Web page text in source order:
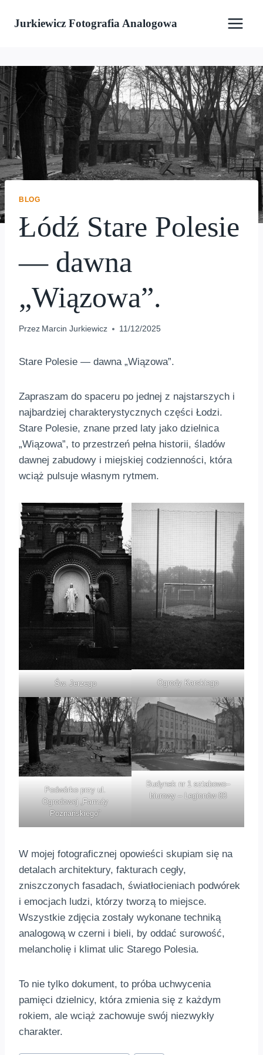
Jurkiewicz Fotografia Analogowa
BLOG
Łódź Stare Polesie
— dawna
„Wiązowa”.
Przez Marcin Jurkiewicz 11/12/2025
Stare Polesie — dawna „Wiązowa”.
Zapraszam do spaceru po jednej z najstarszych i
najbardziej charakterystycznych części Łodzi.
Stare Polesie, znane przed laty jako dzielnica
„Wiązowa”, to przestrzeń pełna historii, śladów
dawnej zabudowy i miejskiej codzienności, która
wciąż pulsuje własnym rytmem.
Św. Jerzego Ogrody Karskiego
Podwórko przy ul.
Ogrodowej „Famuły
Poznańskiego”
Budynek nr 1 sztabowo–
biurowy – Legionów 83
W mojej fotograficznej opowieści skupiam się na
detalach architektury, fakturach cegły,
zniszczonych fasadach, światłocieniach podwórek
i emocjach ludzi, którzy tworzą to miejsce.
Wszystkie zdjęcia zostały wykonane techniką
analogową w czerni i bieli, by oddać surowość,
melancholię i klimat ulic Starego Polesia.
To nie tylko dokument, to próba uchwycenia
pamięci dzielnicy, która zmienia się z każdym
rokiem, ale wciąż zachowuje swój niezwykły
charakter.